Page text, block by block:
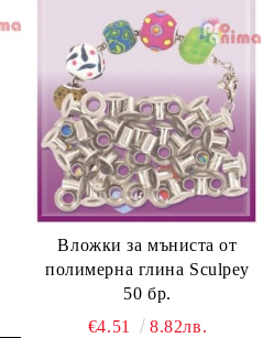
Вложки за мъниста от
полимерна глина Sculpey
50 бр.
€4.51
8.82лв.